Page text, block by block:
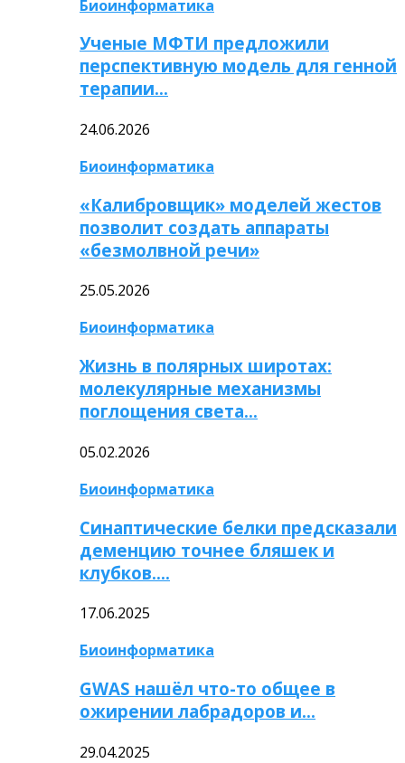
Биоинформатика
Ученые МФТИ предложили
перспективную модель для генной
терапии…
24.06.2026
Биоинформатика
«Калибровщик» моделей жестов
позволит создать аппараты
«безмолвной речи»
25.05.2026
Биоинформатика
Жизнь в полярных широтах:
молекулярные механизмы
поглощения света…
05.02.2026
Биоинформатика
Синаптические белки предсказали
деменцию точнее бляшек и
клубков….
17.06.2025
Биоинформатика
GWAS нашёл что-то общее в
ожирении лабрадоров и…
29.04.2025